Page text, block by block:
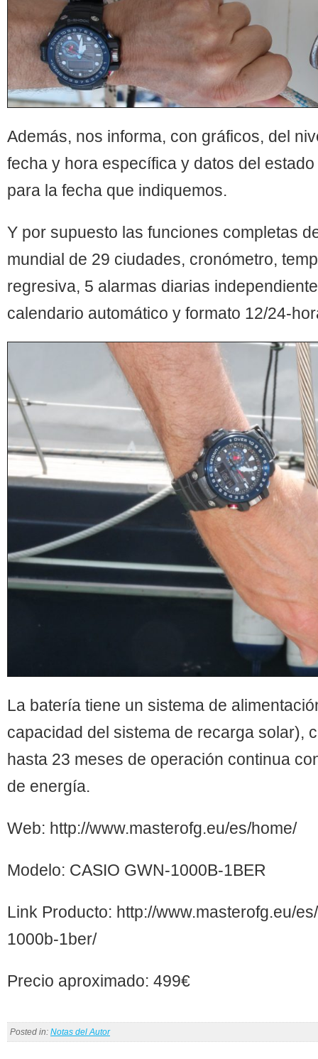
Además, nos informa, con gráficos, del
fecha y hora específica y datos del
para la fecha que indiquemos.
Y por supuesto las funciones completas
mundial de 29 ciudades, cronómetro,
regresiva, 5 alarmas diarias
calendario automático y formato 12/24-
La batería tiene un sistema de
capacidad del sistema de recarga solar),
hasta 23 meses de operación continua
de energía.
Web: http://www.masterofg.eu/es/home/
Modelo: CASIO GWN-1000B-1BER
Link Producto: http://www.masterofg.eu/
1000b-1ber/
Precio aproximado: 499€
Posted in: Notas del Autor